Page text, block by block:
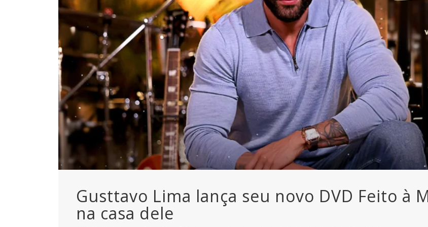
Gusttavo Lima lança seu novo DVD Feito à
na casa dele